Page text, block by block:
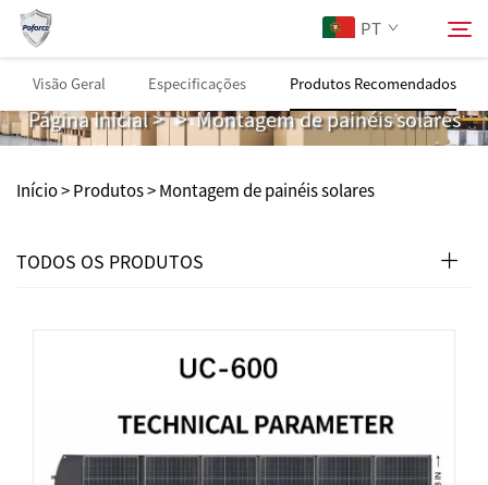
PT
Sobre Nós
Produtos
Serviços
Baixar
Entre em Contato
Montagem de painéis solares
Página Inicial>>Montagem de painéis solares
Início >Produtos>Montagem de painéis solares
TODOS OS PRODUTOS
Visão Geral Especificações Produtos Recomendados